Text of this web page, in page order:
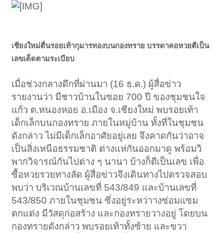
เชียงใหม่ตื่นรอยเท้ากุมารทองบนกองทราย บรรดาคอหวยตีเป็น
เลขเด็ดตามระเบียบ
เมื่อช่วงกลางดึกที่ผ่านมา (16 ธ.ค.) ผู้สื่อข่าว
รายงานว่า มีชาวบ้านในซอย 700 ปี ของชุมชนใจ
แก้ว ต.หนองหอย อ.เมือง จ.เชียงใหม่ พบรอยเท้า
เด็กเล็กบนกองทราย ภายในหมู่บ้าน ทั้งที่ในชุมชน
ดังกล่าว ไม่มีเด็กเล็กอาศัยอยู่เลย จึงคาดกันว่าอาจ
เป็นสิ่งเหนือธรรมชาติ ต่างแห่กันออกมาดู พร้อมวิ
พากวิจารณ์กันไปต่าง ๆ นานา บ้างก็ตีเป็นเลข เพื่อ
ซื้อหวยรวยทางลัด ผู้สื่อข่าวจึงเดินทางไปตรวจสอบ
พบว่า บริเวณบ้านเลขที่ 543/849 และบ้านเลขที่
543/850 ภายในชุมชน ซึ่งอยู่ระหว่าางซ่อมแซม
ตกแต่ง มีวัสดุก่อสร้าง และกองทรายวางอยู่ โดยบน
กองทรายดังกล่าว พบรอยเท้าทั้งซ้าย และขวา